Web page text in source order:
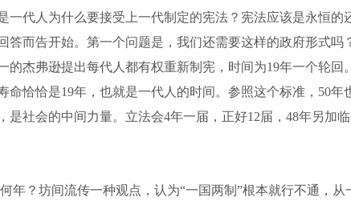
代人为什么要接受上一代制定的宪法？宪法应该是永恒的
而告开始。第一个问题是，我们还需要这样的政府形式吗
杰弗逊提出每代人都有权重新制宪，时间为19年一个轮回
恰恰是19年，也就是一代人的时间。参照这个标准，50年
社会的中间力量。立法会4年一届，正好12届，48年另加临
？坊间流传一种观点，认为“一国两制”根本就行不通，从